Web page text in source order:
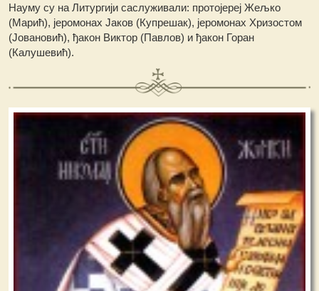
Науму су на Литургији саслуживали: протојереј Жељко
(Марић), јеромонах Јаков (Купрешак), јеромонах Хризостом
(Јовановић), ђакон Виктор (Павлов) и ђакон Горан
(Калушевић).